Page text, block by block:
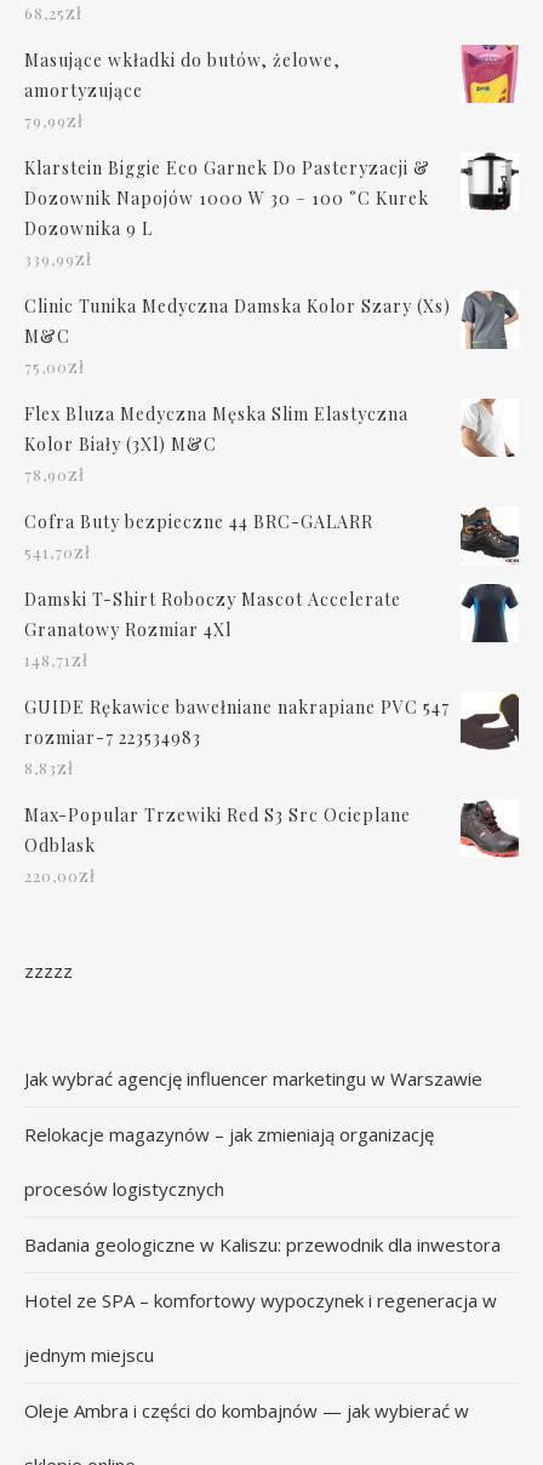
68,25zł
Masujące wkładki do butów, żelowe,
amortyzujące
79,99zł
Klarstein Biggie Eco Garnek Do Pasteryzacji &
Dozownik Napojów 1000 W 30 – 100 °C Kurek
Dozownika 9 L
339,99zł
Clinic Tunika Medyczna Damska Kolor Szary (Xs)
M&C
75,00zł
Flex Bluza Medyczna Męska Slim Elastyczna
Kolor Biały (3Xl) M&C
78,90zł
Cofra Buty bezpieczne 44 BRC-GALARR
541,70zł
Damski T-Shirt Roboczy Mascot Accelerate
Granatowy Rozmiar 4Xl
148,71zł
GUIDE Rękawice bawełniane nakrapiane PVC 547
rozmiar-7 223534983
8,83zł
Max-Popular Trzewiki Red S3 Src Ocieplane
Odblask
220,00zł
zzzzz
Jak wybrać agencję influencer marketingu w Warszawie
Relokacje magazynów – jak zmieniają organizację
procesów logistycznych
Badania geologiczne w Kaliszu: przewodnik dla inwestora
Hotel ze SPA – komfortowy wypoczynek i regeneracja w
jednym miejscu
Oleje Ambra i części do kombajnów — jak wybierać w